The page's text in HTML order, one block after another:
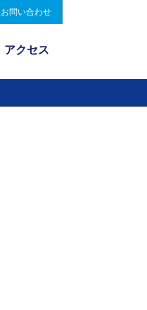
お問い合わせ
アクセス